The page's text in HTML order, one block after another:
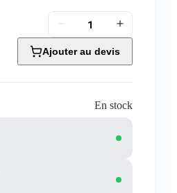
Ajouter au devis
En stock